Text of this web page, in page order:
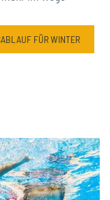
FÜR WINTER